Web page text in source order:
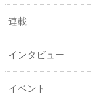
連載
インタビュー
イベント